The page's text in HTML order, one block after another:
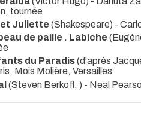
tournée
et Juliette (Shakespeare) -
de paille . Labiche
du Paradis(d’après
Mois Molière, Versailles
(Steven Berkoff, ) - Neal